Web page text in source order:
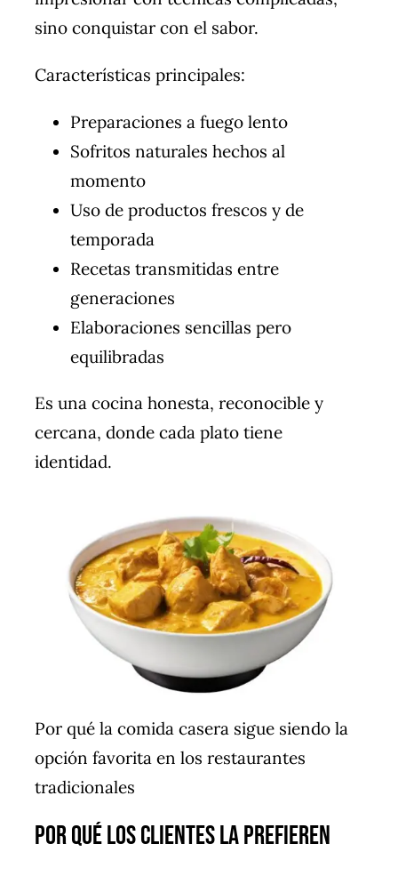
sino conquistar con el sabor.
Características principales:
Preparaciones a fuego lento
Sofritos naturales hechos al
momento
Uso de productos frescos y de
temporada
Recetas transmitidas entre
generaciones
Elaboraciones sencillas pero
equilibradas
Es una cocina honesta, reconocible y
cercana, donde cada plato tiene
identidad.
Por qué la comida casera sigue siendo la
opción favorita en los restaurantes
tradicionales
Por Qué los Clientes la Prefieren